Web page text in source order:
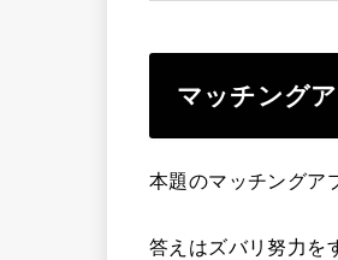
マッチング
本題のマッチングア
答えはズバリ努力を